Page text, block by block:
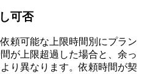
可否
頼可能な上限時間別にプラン
が上限超過した場合と、余っ
り異なります。依頼時間が契